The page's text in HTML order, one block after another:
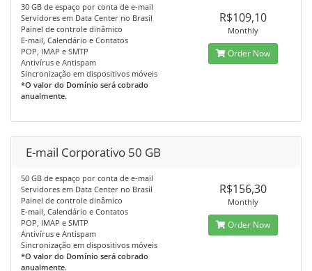
30 GB de espaço por conta de e-mail
Servidores em Data Center no Brasil
Painel de controle dinâmico
E-mail, Calendário e Contatos
POP, IMAP e SMTP
Antivírus e Antispam
Sincronização em dispositivos móveis
*O valor do Domínio será cobrado
anualmente.
R$109,10
Monthly
Order Now
E-mail Corporativo 50 GB
50 GB de espaço por conta de e-mail
Servidores em Data Center no Brasil
Painel de controle dinâmico
E-mail, Calendário e Contatos
POP, IMAP e SMTP
Antivírus e Antispam
Sincronização em dispositivos móveis
*O valor do Domínio será cobrado
anualmente.
R$156,30
Monthly
Order Now